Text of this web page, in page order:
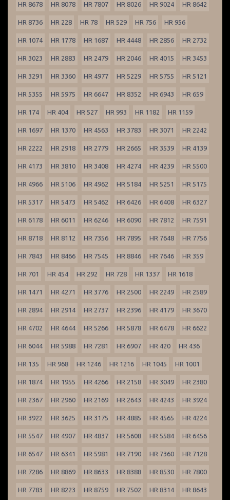
HR 8678 HR 8078 HR 7807 HR 8026 HR 9024 HR 8642
HR 8736 HR 228 HR 78 HR 529 HR 756 HR 956
HR 1074 HR 1778 HR 1687 HR 4448 HR 2856 HR 2732
HR 3023 HR 2883 HR 2479 HR 2046 HR 4015 HR 3453
HR 3291 HR 3360 HR 4977 HR 5229 HR 5755 HR 5121
HR 5355 HR 5975 HR 6647 HR 8352 HR 6943 HR 659
HR 174 HR 404 HR 527 HR 993 HR 1182 HR 1159
HR 1697 HR 1370 HR 4563 HR 3783 HR 3071 HR 2242
HR 2222 HR 2918 HR 2779 HR 2665 HR 3539 HR 4139
HR 4173 HR 3810 HR 3408 HR 4274 HR 4239 HR 5500
HR 4966 HR 5106 HR 4962 HR 5184 HR 5251 HR 5175
HR 5317 HR 5473 HR 5462 HR 6426 HR 6408 HR 6327
HR 6178 HR 6011 HR 6246 HR 6090 HR 7812 HR 7591
HR 8718 HR 8112 HR 7356 HR 7895 HR 7648 HR 7756
HR 7843 HR 8466 HR 7545 HR 8846 HR 7646 HR 359
HR 701 HR 454 HR 292 HR 728 HR 1337 HR 1618
HR 1471 HR 4271 HR 3776 HR 2500 HR 2249 HR 2589
HR 2894 HR 2914 HR 2737 HR 2396 HR 4179 HR 3670
HR 4702 HR 4644 HR 5266 HR 5878 HR 6478 HR 6622
HR 6044 HR 5988 HR 7281 HR 6907 HR 420 HR 436
HR 135 HR 968 HR 1246 HR 1216 HR 1045 HR 1001
HR 1874 HR 1955 HR 4266 HR 2158 HR 3049 HR 2380
HR 2367 HR 2960 HR 2169 HR 2643 HR 4243 HR 3924
HR 3922 HR 3625 HR 3175 HR 4885 HR 4565 HR 4224
HR 5547 HR 4907 HR 4837 HR 5608 HR 5584 HR 6456
HR 6547 HR 6341 HR 5981 HR 7190 HR 7360 HR 7128
HR 7286 HR 8869 HR 8633 HR 8388 HR 8530 HR 7800
HR 7783 HR 8223 HR 8759 HR 7502 HR 8314 HR 8643